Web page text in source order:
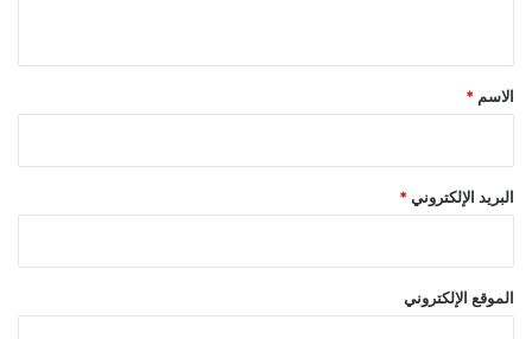
*
الاسم *
البريد الإلكتروني *
الموقع الإلكتروني